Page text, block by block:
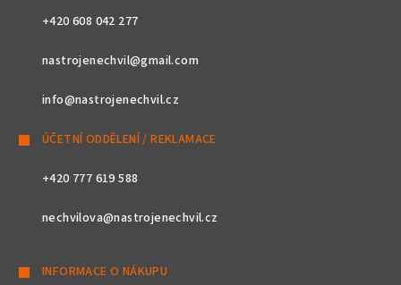
+420 608 042 277
nastrojenechvil@gmail.com
info@nastrojenechvil.cz
ÚČETNÍ ODDĚLENÍ / REKLAMACE
+420 777 619 588
nechvilova@nastrojenechvil.cz
INFORMACE O NÁKUPU